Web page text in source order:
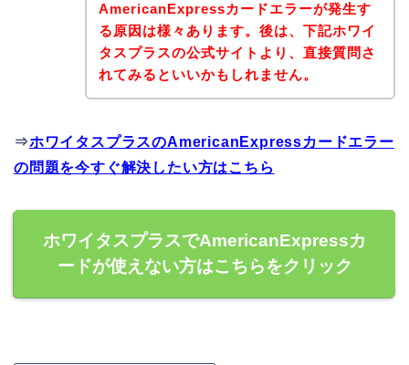
AmericanExpressカードエラーが発生す
る原因は様々あります。後は、下記ホワイ
タスプラスの公式サイトより、直接質問さ
れてみるといいかもしれません。
⇒ホワイタスプラスのAmericanExpressカードエラー
の問題を今すぐ解決したい方はこちら
ホワイタスプラスでAmericanExpressカ
ードが使えない方はこちらをクリック